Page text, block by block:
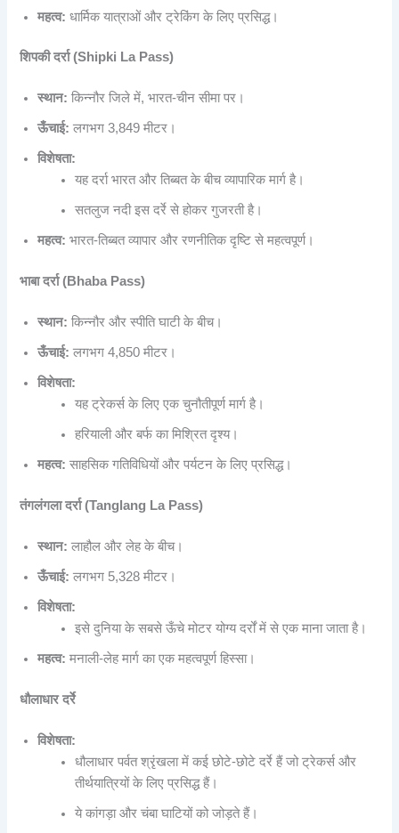
महत्व: धार्मिक यात्राओं और ट्रेकिंग के लिए प्रसिद्ध।
शिपकी दर्रा (Shipki La Pass)
स्थान: किन्नौर जिले में, भारत-चीन सीमा पर।
ऊँचाई: लगभग 3,849 मीटर।
विशेषता:
यह दर्रा भारत और तिब्बत के बीच व्यापारिक मार्ग है।
सतलुज नदी इस दर्रे से होकर गुजरती है।
महत्व: भारत-तिब्बत व्यापार और रणनीतिक दृष्टि से महत्वपूर्ण।
भाबा दर्रा (Bhaba Pass)
स्थान: किन्नौर और स्पीति घाटी के बीच।
ऊँचाई: लगभग 4,850 मीटर।
विशेषता:
यह ट्रेकर्स के लिए एक चुनौतीपूर्ण मार्ग है।
हरियाली और बर्फ का मिश्रित दृश्य।
महत्व: साहसिक गतिविधियों और पर्यटन के लिए प्रसिद्ध।
तंगलंगला दर्रा (Tanglang La Pass)
स्थान: लाहौल और लेह के बीच।
ऊँचाई: लगभग 5,328 मीटर।
विशेषता:
इसे दुनिया के सबसे ऊँचे मोटर योग्य दर्रों में से एक माना जाता है।
महत्व: मनाली-लेह मार्ग का एक महत्वपूर्ण हिस्सा।
धौलाधार दर्रे
विशेषता:
धौलाधार पर्वत श्रृंखला में कई छोटे-छोटे दर्रे हैं जो ट्रेकर्स और
तीर्थयात्रियों के लिए प्रसिद्ध हैं।
ये कांगड़ा और चंबा घाटियों को जोड़ते हैं।